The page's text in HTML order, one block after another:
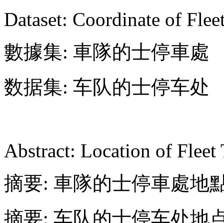
Dataset: Coordinate of
數據集: 車隊的士停車處
数据集: 车队的士停车处
Abstract: Location of Fleet
摘要: 車隊的士停車處地
摘要: 车队的士停车处地